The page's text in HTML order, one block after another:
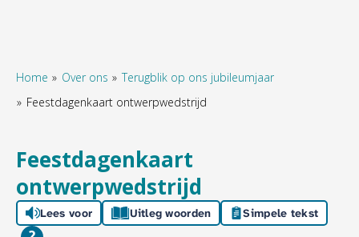
Home Over ons
Terugblik op ons jubileumjaar
Feestdagenkaart ontwerpwedstrijd
Feestdagenkaart
ontwerpwedstrijd
Lees voor Uitleg woorden Simpele tekst